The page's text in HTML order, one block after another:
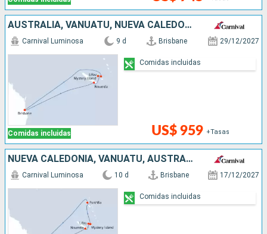
AUSTRALIA, VANUATU, NUEVA CALEDONIA
Comidas incluidas
Carnival Luminosa 9 d Brisbane 29/12/2027
US$ 959 +Tasas
Comidas incluidas
NUEVA CALEDONIA, VANUATU, AUSTRALIA
Carnival Luminosa 10 d Brisbane 17/12/2027
Comidas incluidas